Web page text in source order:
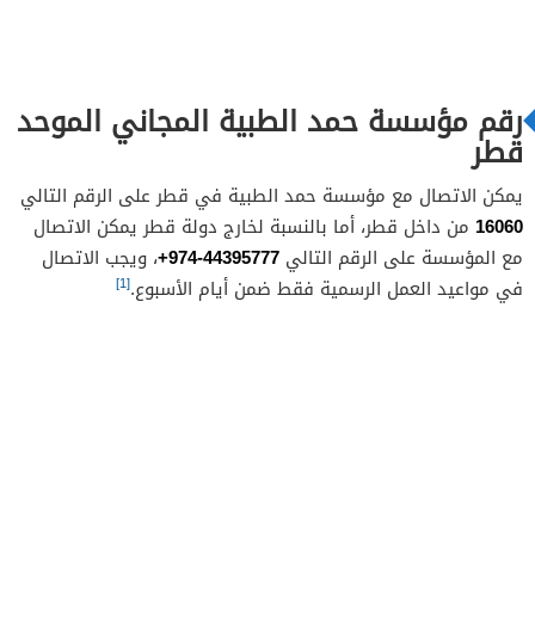
رقم مؤسسة حمد الطبية المجاني الموحد
قطر
يمكن الاتصال مع مؤسسة حمد الطبية في قطر على الرقم التالي
16060 من داخل قطر، أما بالنسبة لخارج دولة قطر يمكن الاتصال
مع المؤسسة على الرقم التالي 44395777-974+
، ويجب الاتصال
في مواعيد العمل الرسمية فقط ضمن أيام الأسبوع.[1]